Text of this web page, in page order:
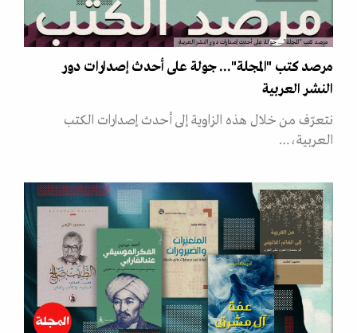
مرصد كتب "المجلة"... جولة على أحدث إصدارات دور النشر العربية
مرصد كتب "المجلة"... جولة على أحدث إصدارات دور
النشر العربية
نتعرّف من خلال هذه الزاوية إلى أحدث إصدارات الكتب
العربية،…